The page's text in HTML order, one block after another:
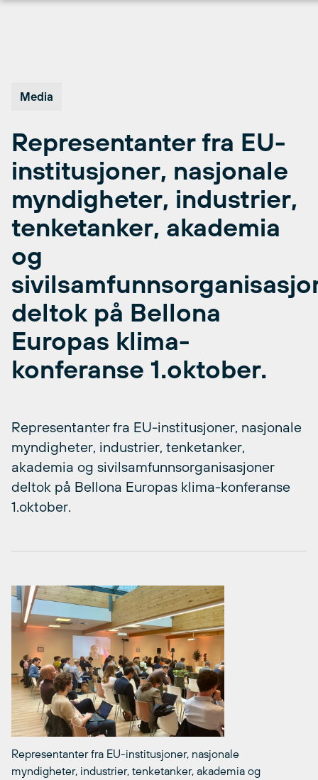
Media
Representanter fra EU-
institusjoner, nasjonale
myndigheter, industrier,
tenketanker, akademia
og
deltok på Bellona
Europas klima-
konferanse 1.oktober.
Representanter fra EU-institusjoner, nasjonale
myndigheter, industrier, tenketanker,
akademia og sivilsamfunnsorganisasjoner
deltok på Bellona Europas klima-konferanse
1.oktober.
Representanter fra EU-institusjoner, nasjonale
myndigheter, industrier, tenketanker, akademia og